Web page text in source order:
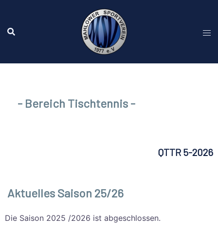
- Bereich Tischtennis -
QTTR 5-2026
Aktuelles Saison 25/26
Die Saison 2025 /2026 ist abgeschlossen.